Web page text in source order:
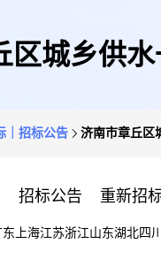
区城乡供
｜招标公告 济南市章丘区
招标公告 重新招
东 上海江苏浙江山东湖北四川